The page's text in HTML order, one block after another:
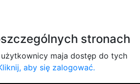
stronach
maja dostęp do tych
aby się zalogować.